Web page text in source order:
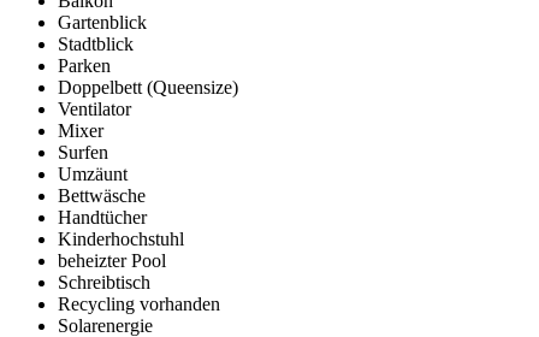
Gartenblick
Stadtblick
Parken
Doppelbett (Queensize)
Ventilator
Mixer
Surfen
Umzäunt
Bettwäsche
Handtücher
Kinderhochstuhl
beheizter Pool
Schreibtisch
Recycling vorhanden
Solarenergie